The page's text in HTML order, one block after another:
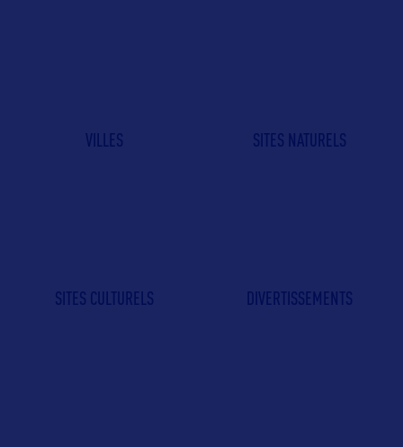
VILLES SITES NATURELS
SITES CULTURELS DIVERTISSEMENTS